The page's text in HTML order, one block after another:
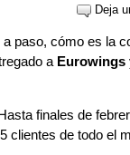
Deja
paso, cómo es la
a Eurowings
finales de
clientes de todo el